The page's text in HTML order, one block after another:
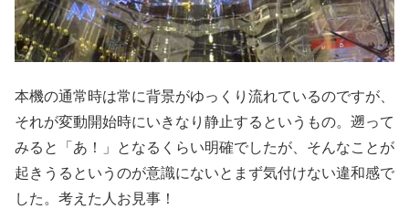
本機の通常時は常に背景がゆっくり流れているのですが、
それが変動開始時にいきなり静止するというもの。遡って
みると「あ！」となるくらい明確でしたが、そんなことが
起きうるというのが意識にないとまず気付けない違和感で
した。考えた人お見事！